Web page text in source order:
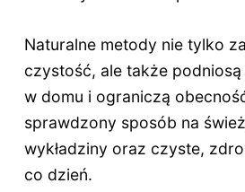
Naturalne metody nie tylko
czystość, ale także
w domu i ograniczą
sprawdzony sposób na
wykładziny oraz czyste,
co dzień.